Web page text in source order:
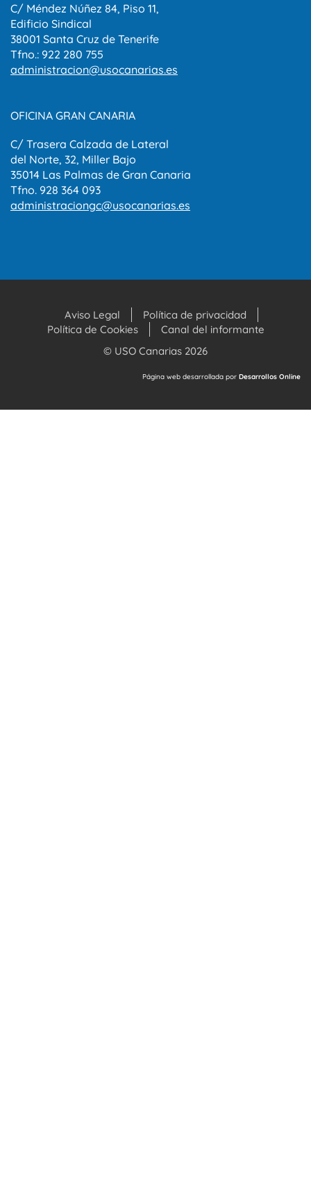
C/ Méndez Núñez 84, Piso 11,
Edificio Sindical
38001 Santa Cruz de Tenerife
Tfno.: 922 280 755
administracion@usocanarias.es
OFICINA GRAN CANARIA
C/ Trasera Calzada de Lateral
del Norte, 32, Miller Bajo
35014 Las Palmas de Gran Canaria
Tfno. 928 364 093
administraciongc@usocanarias.es
Aviso Legal
Política de privacidad
Política de Cookies
Canal del informante
© USO Canarias 2026
Página web desarrollada por Desarrollos Online